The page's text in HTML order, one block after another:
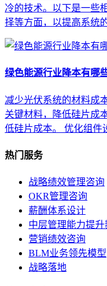
冷的技术。以下是一些
择等方面，以提高系统
绿色能源行业降本有哪
减少光伏系统的材料成
关键材料，降低硅片成
低硅片成本。 优化组
热门服务
战略绩效管理咨询
OKR管理咨询
薪酬体系设计
中层管理能力提升
营销绩效咨询
BLM业务领先模型
战略落地